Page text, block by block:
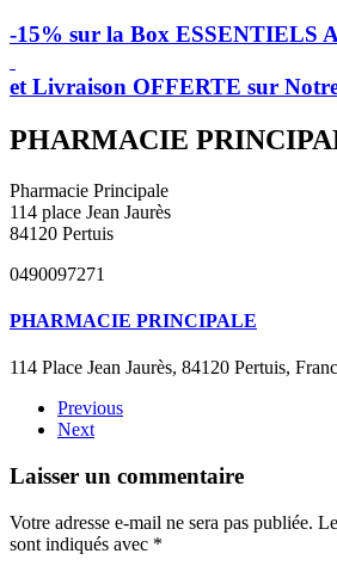
-15% sur la Box
et Livraison OFFERTE sur
PHARMACIE
Pharmacie Principale
114 place Jean Jaurès
84120 Pertuis
0490097271
PHARMACIE PRINCIPALE
114 Place Jean Jaurès, 84120 Pertuis,
Previous
Next
Laisser un commentaire
Votre adresse e-mail ne sera pas publiée.
sont indiqués avec *